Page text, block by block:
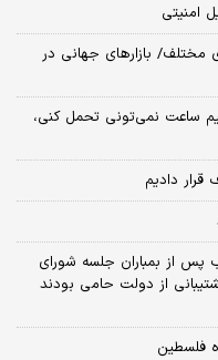
امنیتی
بازارهای جهانی در
ساعت نمی‌تونی تحمل کنی،
دادیم
پس از بمباران جلسه شورای
از دولت حامی بودند
فلسطین